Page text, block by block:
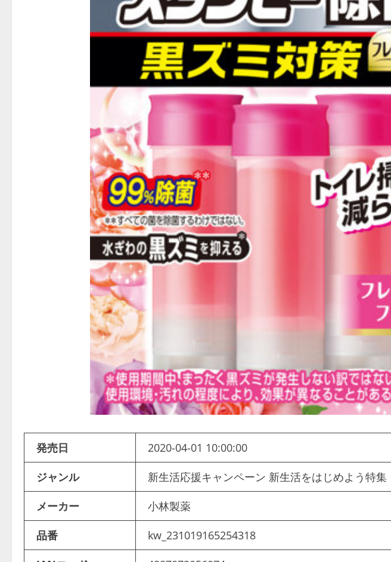
発売日 2020-04-01 10:00:00
ジャンル 新生活応援キャンペーン 新生活をはじめよう特集
メーカー 小林製薬
品番 kw_231019165254318